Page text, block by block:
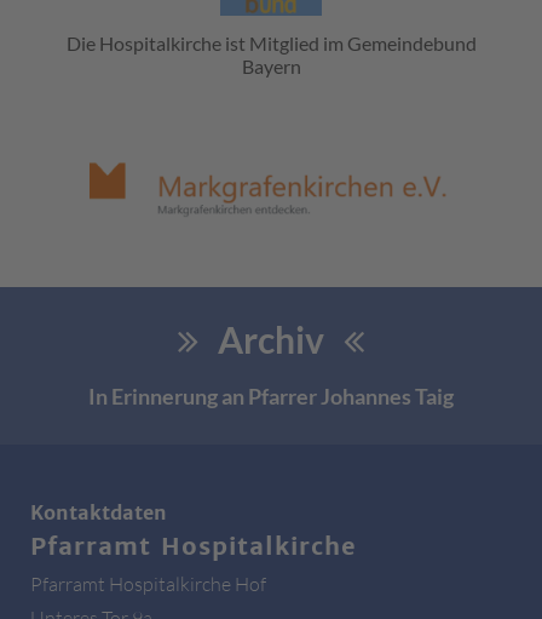
Die Hospitalkirche ist Mitglied im Gemeindebund
Bayern
Archiv
In Erinnerung an Pfarrer Johannes Taig
Kontaktdaten
Pfarramt Hospitalkirche
Pfarramt Hospitalkirche Hof